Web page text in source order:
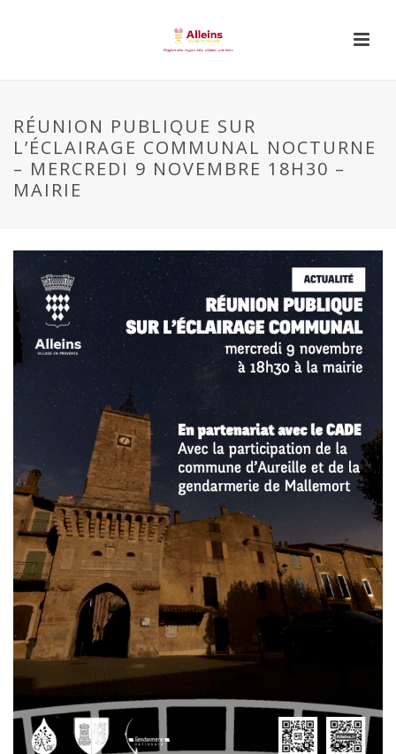
RÉUNION PUBLIQUE SUR
L’ÉCLAIRAGE COMMUNAL NOCTURNE
– MERCREDI 9 NOVEMBRE 18H30 –
MAIRIE